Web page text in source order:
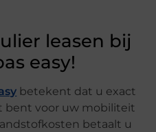
leasen bij
easy!
betekent dat u exact
bent voor uw mobiliteit
betaalt u